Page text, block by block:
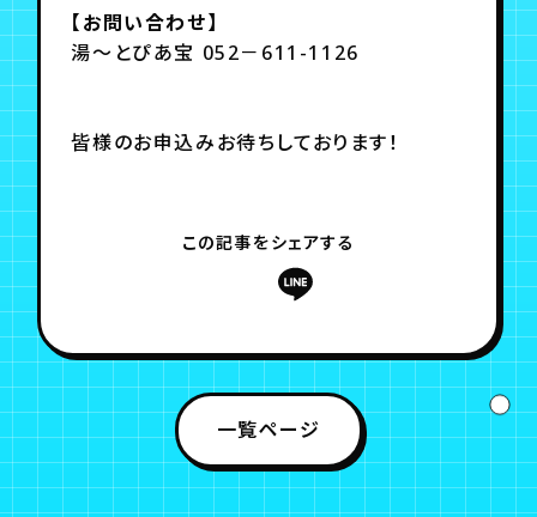
【お問い合わせ】
湯～とぴあ宝 052－611-1126
皆様のお申込みお待ちしております！
この記事をシェアする
一覧ページ